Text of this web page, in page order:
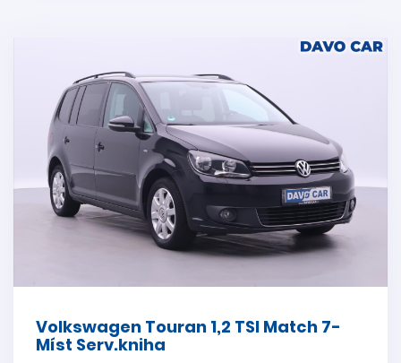
Volkswagen Touran 1,2 TSI Match 7-
Míst Serv.kniha